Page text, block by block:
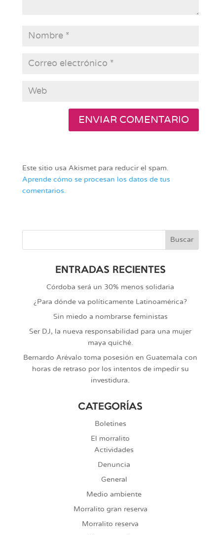
Este sitio usa Akismet para reducir el spam.
Aprende cómo se procesan los datos de tus
comentarios.
ENTRADAS RECIENTES
Córdoba será un 30% menos solidaria
¿Para dónde va políticamente Latinoamérica?
Sin miedo a nombrarse feministas
Ser DJ, la nueva responsabilidad para una mujer
maya quiché.
Bernardo Arévalo toma posesión en Guatemala con
horas de retraso por los intentos de impedir su
investidura.
CATEGORÍAS
Boletines
El morralito
Actividades
Denuncia
General
Medio ambiente
Morralito gran reserva
Morralito reserva